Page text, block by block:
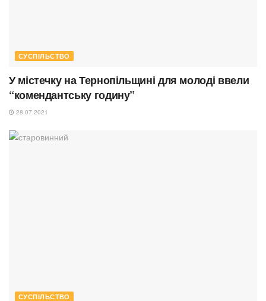
СУСПІЛЬСТВО
У містечку на Тернопільщині для молоді ввели
“комендантську годину”
28.07.2021
СУСПІЛЬСТВО